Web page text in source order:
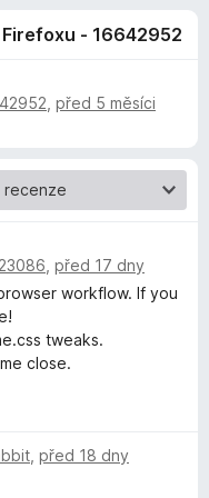
- 16642952
před 5 měsíci
před 17 dny
workflow. If you
tweaks.
close.
před 18 dny